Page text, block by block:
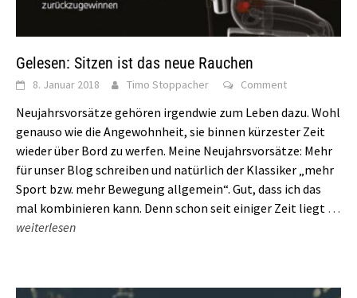
Gelesen: Sitzen ist das neue Rauchen
8. Januar 2018 Timo Stoppacher Comment
Neujahrsvorsätze gehören irgendwie zum Leben dazu. Wohl
genauso wie die Angewohnheit, sie binnen kürzester Zeit
wieder über Bord zu werfen. Meine Neujahrsvorsätze: Mehr
für unser Blog schreiben und natürlich der Klassiker „mehr
Sport bzw. mehr Bewegung allgemein“. Gut, dass ich das
mal kombinieren kann. Denn schon seit einiger Zeit liegt …
weiterlesen